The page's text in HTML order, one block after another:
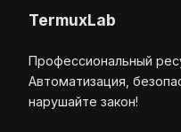
TermuxLab
Профессиональный
Автоматизация,
нарушайте закон!